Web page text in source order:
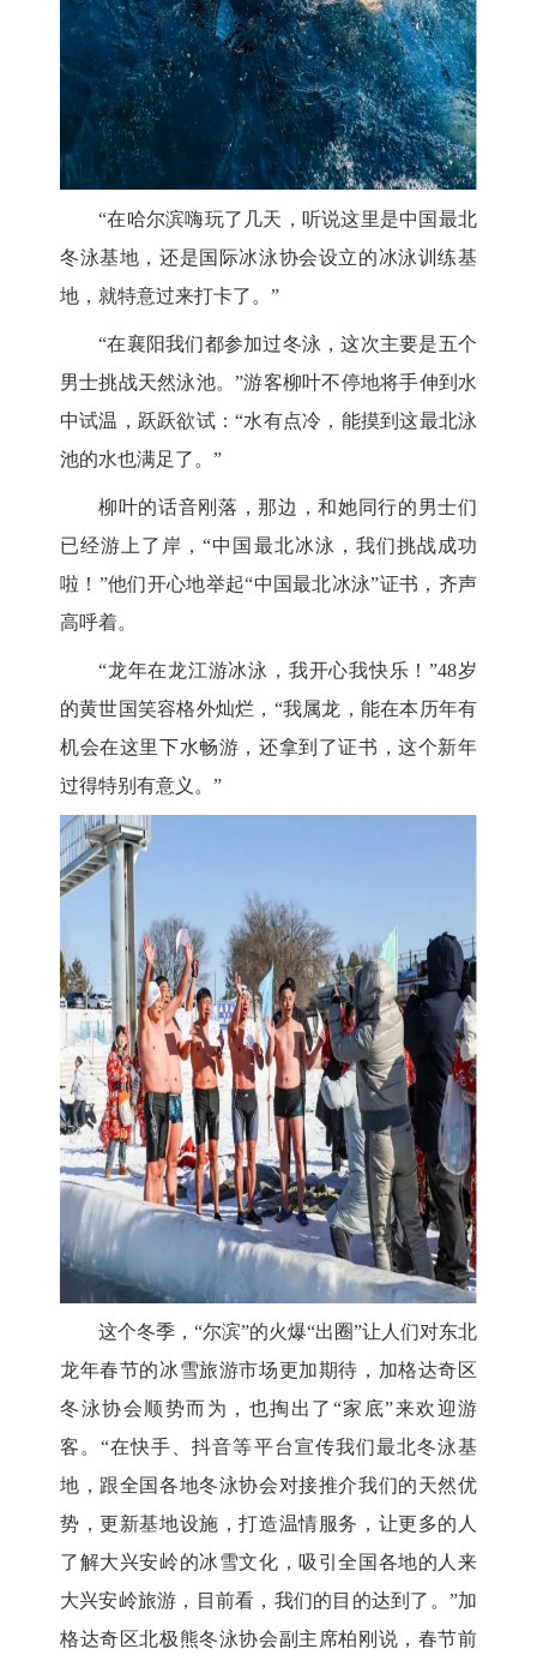
“在哈尔滨嗨玩了几天，听说这里是中国最北
冬泳基地，还是国际冰泳协会设立的冰泳训练基
地，就特意过来打卡了。”
“在襄阳我们都参加过冬泳，这次主要是五个
男士挑战天然泳池。”游客柳叶不停地将手伸到水
中试温，跃跃欲试：“水有点冷，能摸到这最北泳
池的水也满足了。”
柳叶的话音刚落，那边，和她同行的男士们
已经游上了岸，“中国最北冰泳，我们挑战成功
啦！”他们开心地举起“中国最北冰泳”证书，齐声
高呼着。
“龙年在龙江游冰泳，我开心我快乐！”48岁
的黄世国笑容格外灿烂，“我属龙，能在本历年有
机会在这里下水畅游，还拿到了证书，这个新年
过得特别有意义。”
这个冬季， “尔滨”的火爆“出圈”让人们对东北
龙年春节的冰雪旅游市场更加期待，加格达奇区
冬泳协会顺势而为，也掏出了“家底”来欢迎游
客。“在快手、抖音等平台宣传我们最北冬泳基
地，跟全国各地冬泳协会对接推介我们的天然优
势，更新基地设施，打造温情服务，让更多的人
了解大兴安岭的冰雪文化，吸引全国各地的人来
大兴安岭旅游，目前看，我们的目的达到了。”加
格达奇区北极熊冬泳协会副主席柏刚说，春节前